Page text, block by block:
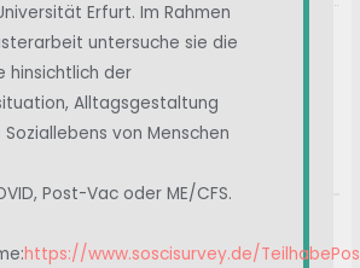
Havelhöhe / Ansätze der
Medizin"
mir ist es ähnlich. Nach der Hype...
4 Wochen
Carolin
Erfurt. Im Rahmen
untersuche sie die
hinsichtlich der
Alltagsgestaltung
Soziallebens von Menschen
Post-Vac oder ME/CFS.
https://www.soscisurvey.de/